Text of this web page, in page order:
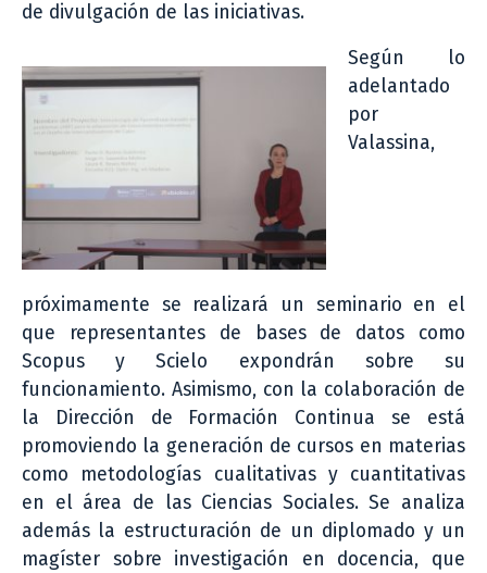
de divulgación de las iniciativas.
Según lo
adelantado
por
Valassina,
próximamente se realizará un seminario en el
que representantes de bases de datos como
Scopus y Scielo expondrán sobre su
funcionamiento. Asimismo, con la colaboración de
la Dirección de Formación Continua se está
promoviendo la generación de cursos en materias
como metodologías cualitativas y cuantitativas
en el área de las Ciencias Sociales. Se analiza
además la estructuración de un diplomado y un
magíster sobre investigación en docencia, que